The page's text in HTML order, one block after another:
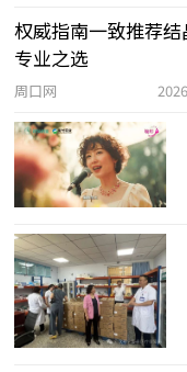
权威指南一致推荐
专业之选
周口网